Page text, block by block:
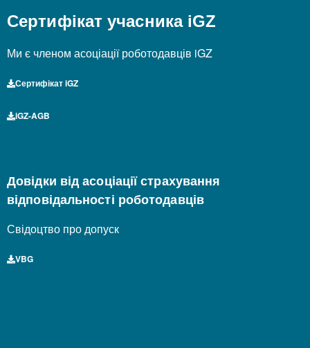
Сертифікат учасника iGZ
Ми є членом асоціації роботодавців iGZ
Сертифікат iGZ
iGZ-AGB
Довідки від асоціації страхування
відповідальності роботодавців
Свідоцтво про допуск
VBG